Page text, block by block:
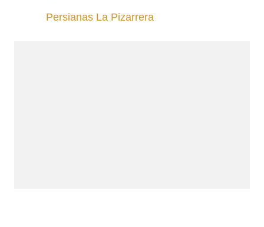
Persianas La Pizarrera